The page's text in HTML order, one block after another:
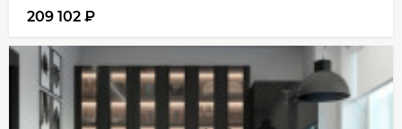
209 102 ₽